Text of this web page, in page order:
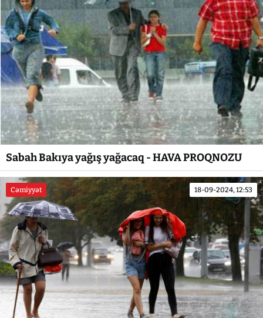
Sabah Bakıya yağış yağacaq - HAVA PROQNOZU
Cəmiyyət 18-09-2024, 12:53